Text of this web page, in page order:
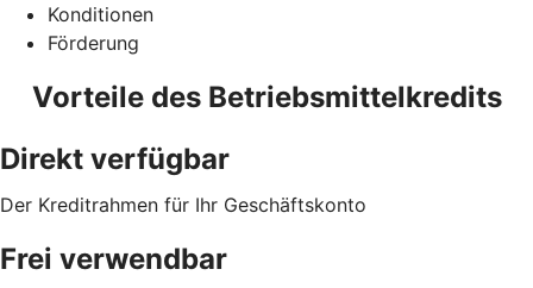
Konditionen
Förderung
Vorteile des Betriebsmittelkredits
Direkt verfügbar
Der Kreditrahmen für Ihr Geschäftskonto
Frei verwendbar